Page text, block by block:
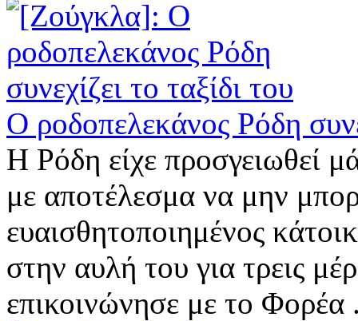
Ο ροδοπελεκάνος Ρόδη
Η Ρόδη είχε προσγειωθεί
με αποτέλεσμα να μην
ευαισθητοποιημένος
στην αυλή του για τρεις
επικοινώνησε με το Φορέα